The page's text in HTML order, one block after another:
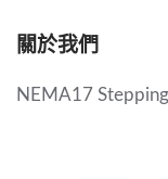
聯絡我們
關於我們
NEMA17